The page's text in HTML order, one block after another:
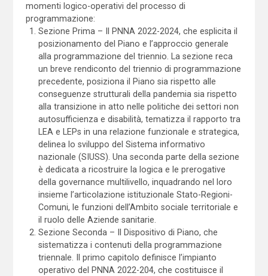
momenti logico-operativi del processo di
programmazione:
Sezione Prima – Il PNNA 2022-2024, che esplicita il
posizionamento del Piano e l’approccio generale
alla programmazione del triennio. La sezione reca
un breve rendiconto del triennio di programmazione
precedente, posiziona il Piano sia rispetto alle
conseguenze strutturali della pandemia sia rispetto
alla transizione in atto nelle politiche dei settori non
autosufficienza e disabilità, tematizza il rapporto tra
LEA e LEPs in una relazione funzionale e strategica,
delinea lo sviluppo del Sistema informativo
nazionale (SIUSS). Una seconda parte della sezione
è dedicata a ricostruire la logica e le prerogative
della governance multilivello, inquadrando nel loro
insieme l’articolazione istituzionale Stato-Regioni-
Comuni, le funzioni dell’Ambito sociale territoriale e
il ruolo delle Aziende sanitarie.
Sezione Seconda – Il Dispositivo di Piano, che
sistematizza i contenuti della programmazione
triennale. Il primo capitolo definisce l’impianto
operativo del PNNA 2022-204, che costituisce il